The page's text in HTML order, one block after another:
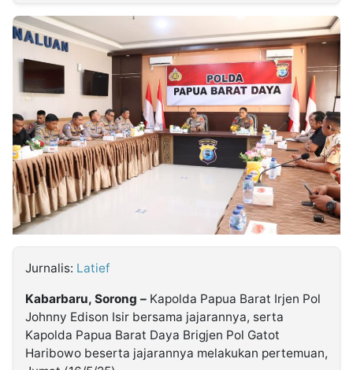
INDONESIA
Insight
NTB
Suara
Time
Lens
IDN
Daily
Jogja
Jalan
Rakyat
Idealita
News
Kita
Notice
Radar
Baru
Seedbacklink
Follow
Kabarbaru
Jurnalis: Latief
Kabarbaru, Sorong – Kapolda Papua Barat Irjen Pol
Johnny Edison Isir bersama jajarannya, serta
Kapolda Papua Barat Daya Brigjen Pol Gatot
Haribowo beserta jajarannya melakukan pertemuan,